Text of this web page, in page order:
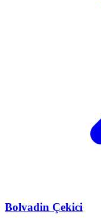
Bolvadin Çekici